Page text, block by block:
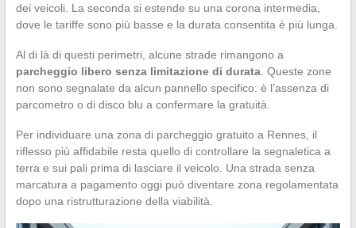
dei veicoli. La seconda si estende su una corona intermedia,
dove le tariffe sono più basse e la durata consentita è più lunga.
Al di là di questi perimetri, alcune strade rimangono a
parcheggio libero senza limitazione di durata. Queste zone
non sono segnalate da alcun pannello specifico: è l’assenza di
parcometro o di disco blu a confermare la gratuità.
Per individuare una zona di parcheggio gratuito a Rennes, il
riflesso più affidabile resta quello di controllare la segnaletica a
terra e sui pali prima di lasciare il veicolo. Una strada senza
marcatura a pagamento oggi può diventare zona regolamentata
dopo una ristrutturazione della viabilità.